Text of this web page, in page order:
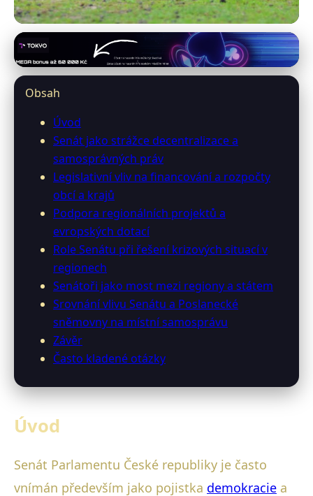
0-senator.info
Jak Senát ČR ovlivňuje místní
26. 2. 2026 · 10 min čtení · Autor: Lenka Novotná
Obsah
Úvod
Senát jako strážce decentralizace a
samosprávných práv
Legislativní vliv na financování a rozpočty
obcí a krajů
Podpora regionálních projektů a
evropských dotací
Role Senátu při řešení krizových situací v
regionech
Senátoři jako most mezi regiony a státem
Srovnání vlivu Senátu a Poslanecké
sněmovny na místní samosprávu
Závěr
Často kladené otázky
Úvod
Senát Parlamentu České republiky je často
vnímán především jako pojistka demokracie a